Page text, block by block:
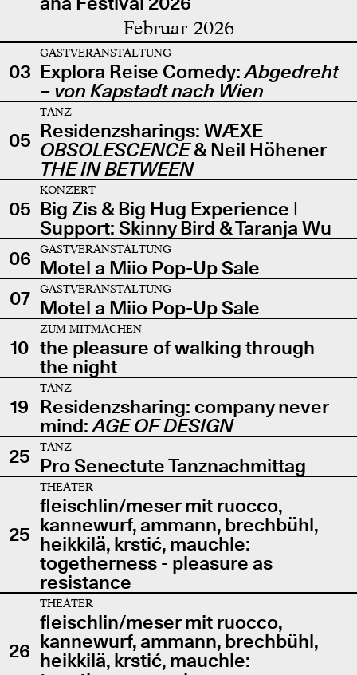
Februar 2026
03
GASTVERANSTALTUNG
Explora Reise Comedy:Abgedreht
– von Kapstadt nach Wien
05
TANZ
Residenzsharings: WÆXE
OBSOLESCENCE& Neil Höhener
THE IN BETWEEN
05
KONZERT
Big Zis & Big Hug Experience |
Support: Skinny Bird & Taranja Wu
06
GASTVERANSTALTUNG
Motel a Miio Pop-Up Sale
07
GASTVERANSTALTUNG
Motel a Miio Pop-Up Sale
10
ZUM MITMACHEN
the pleasure of walking through
the night
19
TANZ
Residenzsharing: company never
mind:AGE OF DESIGN
25
TANZ
Pro Senectute Tanznachmittag
25
THEATER
fleischlin/meser mit ruocco,
kannewurf, ammann, brechbühl,
heikkilä, krstić, mauchle:
togetherness - pleasure as
resistance
26
THEATER
fleischlin/meser mit ruocco,
kannewurf, ammann, brechbühl,
heikkilä, krstić, mauchle: